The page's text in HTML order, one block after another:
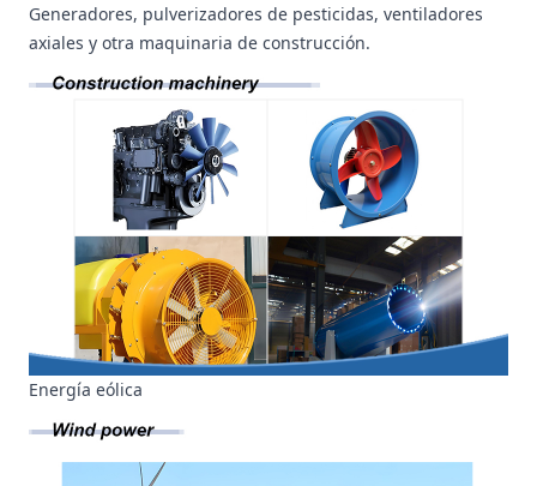
Generadores, pulverizadores de pesticidas, ventiladores
axiales y otra maquinaria de construcción.
Energía eólica